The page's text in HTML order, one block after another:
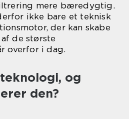
mere bæredygtig.
ikke bare et teknisk
der kan skabe
de største
overfor i dag.
og
den?